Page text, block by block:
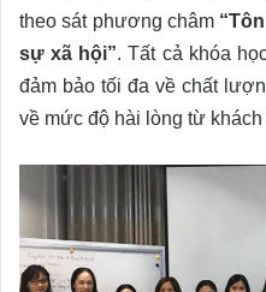
theo sát phương châm
sự xã hội”. Tất cả khóa
đảm bảo tối đa về chất
về mức độ hài lòng từ khách